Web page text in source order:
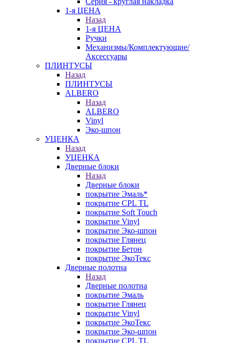
1-я ЦЕНА
Назад
1-я ЦЕНА
Ручки
Механизмы/Комплектующие/
Аксессуары
ПЛИНТУСЫ
Назад
ПЛИНТУСЫ
ALBERO
Назад
ALBERO
Vinyl
Эко-шпон
УЦЕНКА
Назад
УЦЕНКА
Дверные блоки
Назад
Дверные блоки
покрытие Эмаль*
покрытие CPL TL
покрытие Soft Touch
покрытие Vinyl
покрытие Эко-шпон
покрытие Глянец
покрытие Бетон
покрытие ЭкоТекс
Дверные полотна
Назад
Дверные полотна
покрытие Эмаль
покрытие Глянец
покрытие Vinyl
покрытие ЭкоТекс
покрытие Эко-шпон
покрытие CPL TL